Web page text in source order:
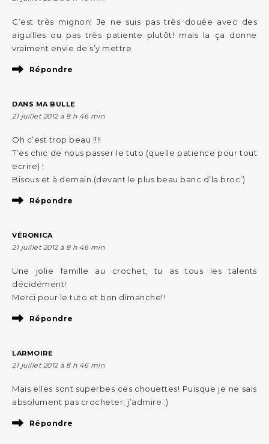
C’est très mignon! Je ne suis pas très douée avec des
aiguilles ou pas très patiente plutôt! mais la ça donne
vraiment envie de s’y mettre
Répondre
DANS MA BULLE
21 juillet 2012 à 8 h 46 min
Oh c’est trop beau !!!!
T’es chic de nous passer le tuto (quelle patience pour tout
ecrire) !
Bisous et à demain.(devant le plus beau banc d’la broc’)
Répondre
VÉRONICA
21 juillet 2012 à 8 h 46 min
Une jolie famille au crochet, tu as tous les talents
décidément!
Merci pour le tuto et bon dimanche!!
Répondre
LARMOIRE
21 juillet 2012 à 8 h 46 min
Mais elles sont superbes ces chouettes! Puisque je ne sais
absolument pas crocheter, j’admire ;)
Répondre